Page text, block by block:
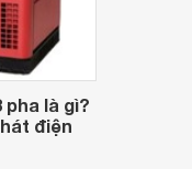
pha là gì?
điện